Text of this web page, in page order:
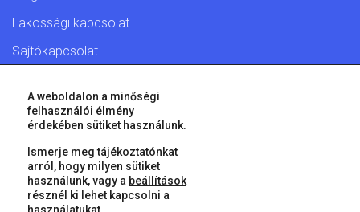
Lakossági kapcsolat
Sajtókapcsolat
© 2026 Győr Megyei Jogú Város • Minden jog fenntartva!
A weboldalon a minőségi
felhasználói élmény
érdekében sütiket használunk.
Ismerje meg tájékoztatónkat
arról, hogy milyen sütiket
használunk, vagy a beállítások
résznél ki lehet kapcsolni a